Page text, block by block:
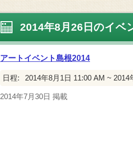
2014年8月26日のイベ
アートイベント島根2014
日程: 2014年8月1日 11:00 AM ~ 2014
2014年7月30日 掲載